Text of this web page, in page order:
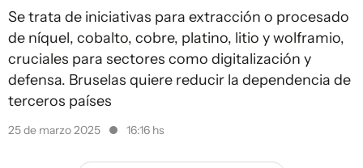
Se trata de iniciativas para extracción o procesado
de níquel, cobalto, cobre, platino, litio y wolframio,
cruciales para sectores como digitalización y
defensa. Bruselas quiere reducir la dependencia de
terceros países
25 de marzo 2025 16:16 hs